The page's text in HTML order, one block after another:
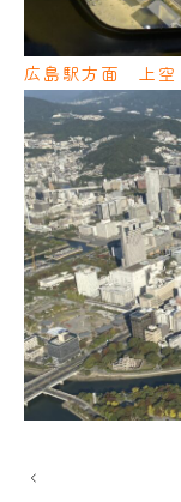
広島駅方面 上空
投